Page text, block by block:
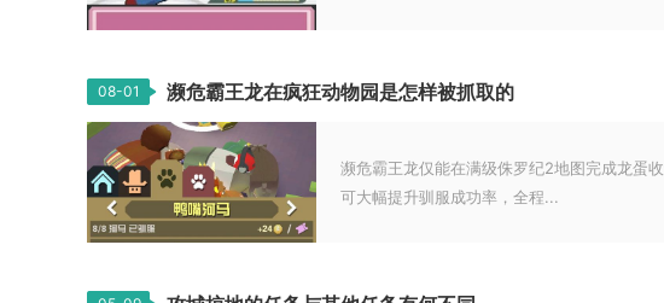
08-01 濒危霸王龙在疯狂动物园是怎样被抓取的
濒危霸王龙仅能在满级侏罗纪2地图完成龙蛋
可大幅提升驯服成功率，全程...